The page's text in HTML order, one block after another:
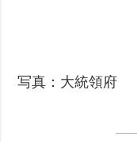
写真：大統領府